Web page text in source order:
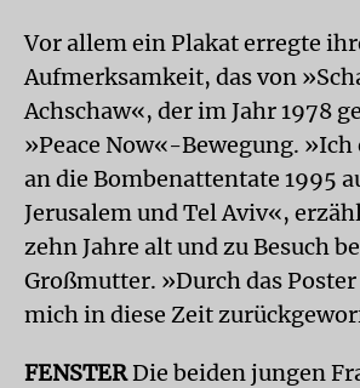
Vor allem ein Plakat erregte
Aufmerksamkeit, das von
Achschaw«, der im Jahr 1978
»Peace Now«-Bewegung.
an die Bombenattentate 1995
Jerusalem und Tel Aviv«,
zehn Jahre alt und zu Besuch
Großmutter. »Durch das
mich in diese Zeit
FENSTERDie beiden jungen